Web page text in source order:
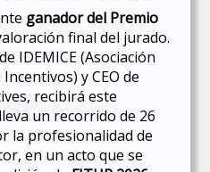
ganador del Premio
final del jurado.
IDEMICE (Asociación
y CEO de
recibirá este
un recorrido de 26
la profesionalidad de
en un acto que se